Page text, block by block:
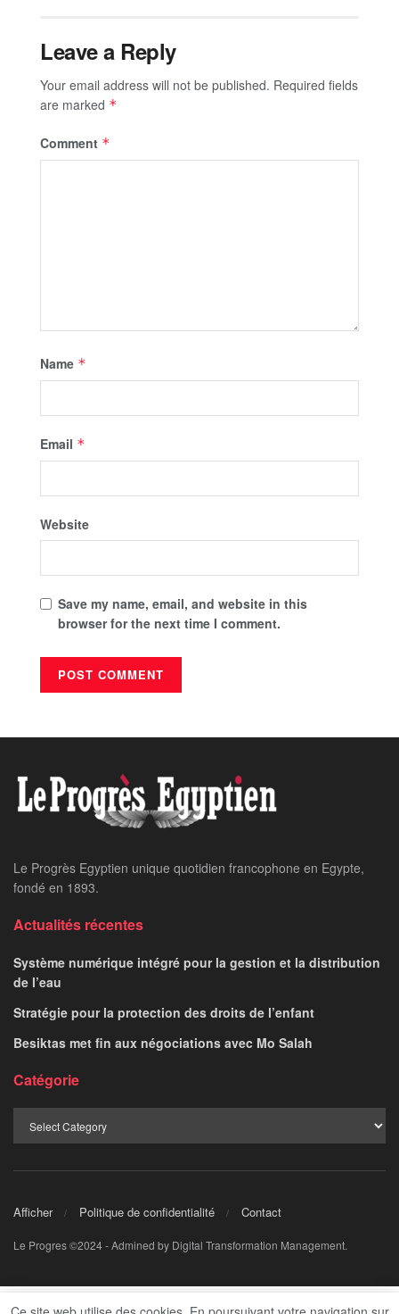
Leave a Reply
Your email address will not be published. Required fields
are marked *
Comment *
Name *
Email *
Website
Save my name, email, and website in this
browser for the next time I comment.
Le Progrès Egyptien unique quotidien francophone en Egypte,
fondé en 1893.
Actualités récentes
Système numérique intégré pour la gestion et la distribution
de l’eau
Stratégie pour la protection des droits de l’enfant
Besiktas met fin aux négociations avec Mo Salah
Catégorie
Afficher Politique de confidentialité Contact
Le Progres ©2024 - Admined by Digital Transformation Management.